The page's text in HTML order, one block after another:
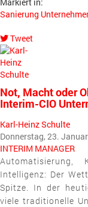
Sanierung
Tweet
pinterest
Not, Macht oder
Interim-CIO
Karl-Heinz Schulte
Donnerstag, 23.
INTERIM MANAGER
Automatisierung,
Intelligenz: Der
Spitze. In der
viele traditionelle